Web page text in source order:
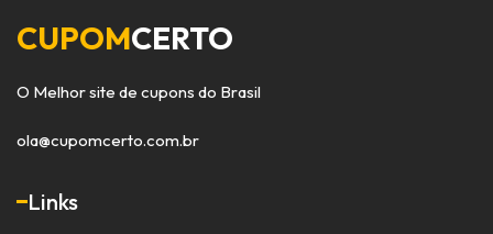
CUPOMCERTO
O Melhor site de cupons do Brasil
ola@cupomcerto.com.br
Links